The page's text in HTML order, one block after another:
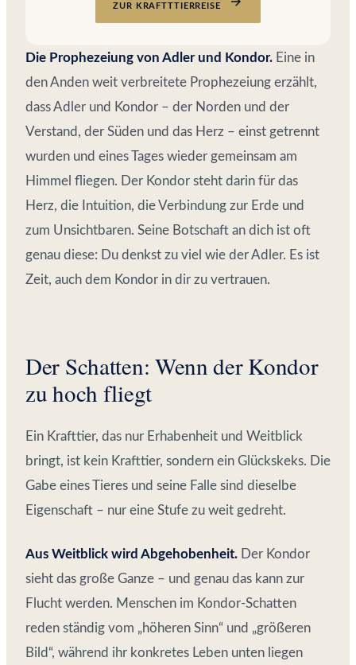
ZUR KRAFTTTIERREISE
Die Prophezeiung von Adler und Kondor. Eine in
den Anden weit verbreitete Prophezeiung erzählt,
dass Adler und Kondor – der Norden und der
Verstand, der Süden und das Herz – einst getrennt
wurden und eines Tages wieder gemeinsam am
Himmel fliegen. Der Kondor steht darin für das
Herz, die Intuition, die Verbindung zur Erde und
zum Unsichtbaren. Seine Botschaft an dich ist oft
genau diese: Du denkst zu viel wie der Adler. Es ist
Zeit, auch dem Kondor in dir zu vertrauen.
Der Schatten: Wenn der Kondor
zu hoch fliegt
Ein Krafttier, das nur Erhabenheit und Weitblick
bringt, ist kein Krafttier, sondern ein Glückskeks. Die
Gabe eines Tieres und seine Falle sind dieselbe
Eigenschaft – nur eine Stufe zu weit gedreht.
Aus Weitblick wird Abgehobenheit. Der Kondor
sieht das große Ganze – und genau das kann zur
Flucht werden. Menschen im Kondor-Schatten
reden ständig vom „höheren Sinn“ und „größeren
Bild“, während ihr konkretes Leben unten liegen